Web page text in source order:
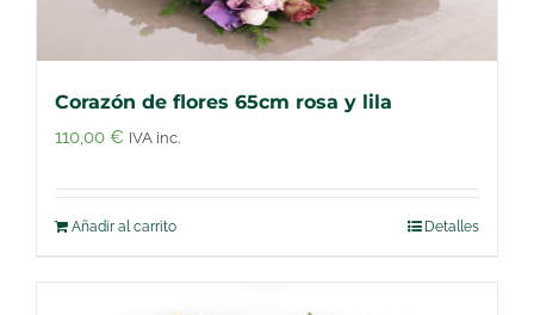
Corazón de flores 65cm rosa y lila
110,00 € IVA inc.
Añadir al carrito Detalles